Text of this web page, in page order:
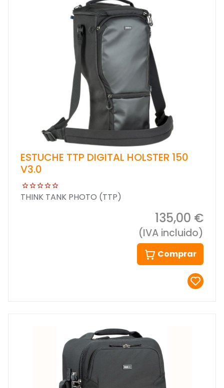
ESTUCHE TTP DIGITAL HOLSTER 150
V3.0
THINK TANK PHOTO (TTP)
135,00 €
(IVA incluido)
Comprar